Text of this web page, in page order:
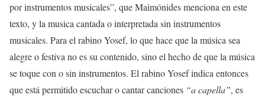
por instrumentos musicales”, que Maimónides menciona en este
texto, y la musica cantada o interpretada sin instrumentos
musicales. Para el rabino Yosef, lo que hace que la música sea
alegre o festiva no es su contenido, sino el hecho de que la música
se toque con o sin instrumentos. El rabino Yosef indica entonces
que está permitido escuchar o cantar canciones “a capella”, es